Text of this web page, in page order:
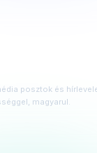
posztok és
magyarul.